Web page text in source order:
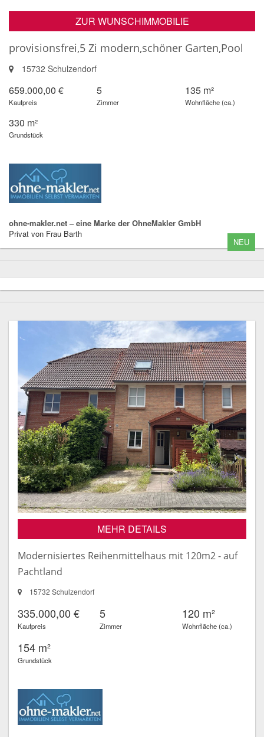
ZUR WUNSCHIMMOBILIE
provisionsfrei,5 Zi modern,schöner Garten,Pool
15732 Schulzendorf
659.000,00 €
Kaufpreis
5
Zimmer
135 m²
Wohnfläche (ca.)
330 m²
Grundstück
ohne-makler.net – eine Marke der OhneMakler GmbH
Privat von Frau Barth
NEU
MEHR DETAILS
Modernisiertes Reihenmittelhaus mit 120m2 - auf
Pachtland
15732 Schulzendorf
335.000,00 €
Kaufpreis
5
Zimmer
120 m²
Wohnfläche (ca.)
154 m²
Grundstück